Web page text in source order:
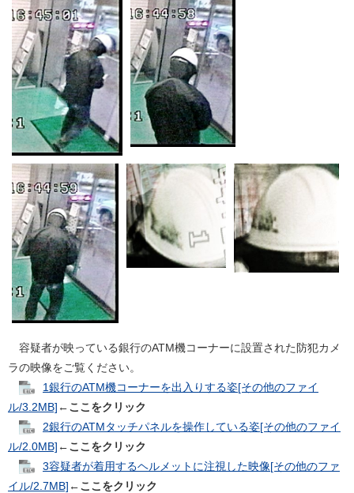
容疑者が映っている銀行のATM機コーナーに設置された防犯カメ
ラの映像をご覧ください。
1銀行のATM機コーナーを出入りする姿[その他のファイ
ル/3.2MB] ←ここをクリック
2銀行のATMタッチパネルを操作している姿[その他のファイ
ル/2.0MB] ←ここをクリック
3容疑者が着用するヘルメットに注視した映像[その他のファ
イル/2.7MB] ←ここをクリック